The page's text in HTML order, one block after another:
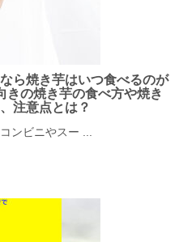
ら焼き芋はいつ食べるのが
きの焼き芋の食べ方や焼き
注意点とは？
ンビニやスー ...